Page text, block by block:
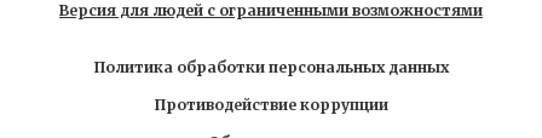
Версия для людей с ограниченными возможностями
Политика обработки персональных данных
Противодействие коррупции